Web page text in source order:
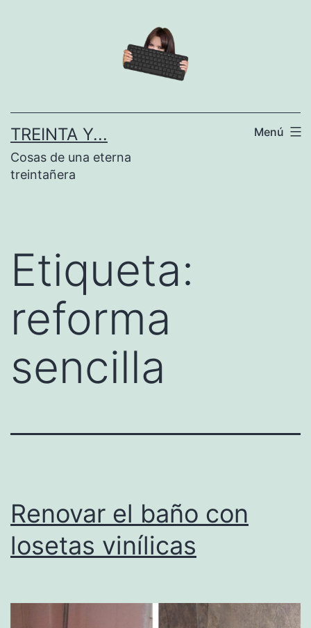
TREINTA Y...
Cosas de una eterna
treintañera
Menú
Etiqueta:
reforma
sencilla
Renovar el baño con
losetas vinílicas